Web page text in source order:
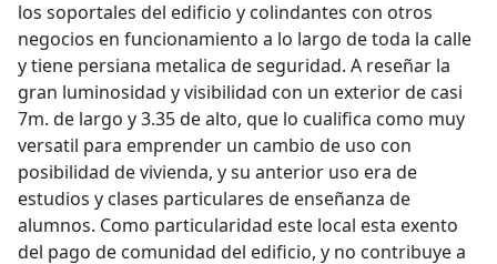
los soportales del edificio y colindantes con otros
negocios en funcionamiento a lo largo de toda la calle
y tiene persiana metalica de seguridad. A reseñar la
gran luminosidad y visibilidad con un exterior de casi
7m. de largo y 3.35 de alto, que lo cualifica como muy
versatil para emprender un cambio de uso con
posibilidad de vivienda, y su anterior uso era de
estudios y clases particulares de enseñanza de
alumnos. Como particularidad este local esta exento
del pago de comunidad del edificio, y no contribuye a